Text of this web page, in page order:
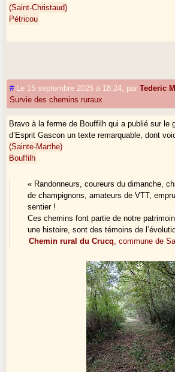
(Saint-Christaud)
Pétricou
# Le 15 septembre 2025 à 18:24 parTederic
Survie des chemins ruraux
Bravo à la ferme de Bouffilh qui a publié sur le
d’Esprit Gascon un texte remarquable, dont
(Sainte-Marthe)
Bouffilh
« Randonneurs, coureurs du dimanche,
de champignons, amateurs de VTT,
sentier !
Ces chemins font partie de notre
une histoire, sont des témoins de
Chemin rural du Crucq , commune de